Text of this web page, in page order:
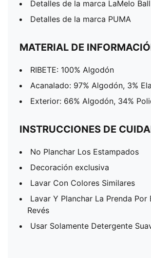
Detalles de la marca LaMelo Ball
Detalles de la marca PUMA
MATERIAL DE
RIBETE: 100% Algodón
Acanalado: 97% Algodón, 3%
Exterior: 66% Algodón, 34%
INSTRUCCIONES DE
No Planchar Los Estampados
Decoración exclusiva
Lavar Con Colores Similares
Lavar Y Planchar La Prenda Por
Revés
Usar Solamente Detergente